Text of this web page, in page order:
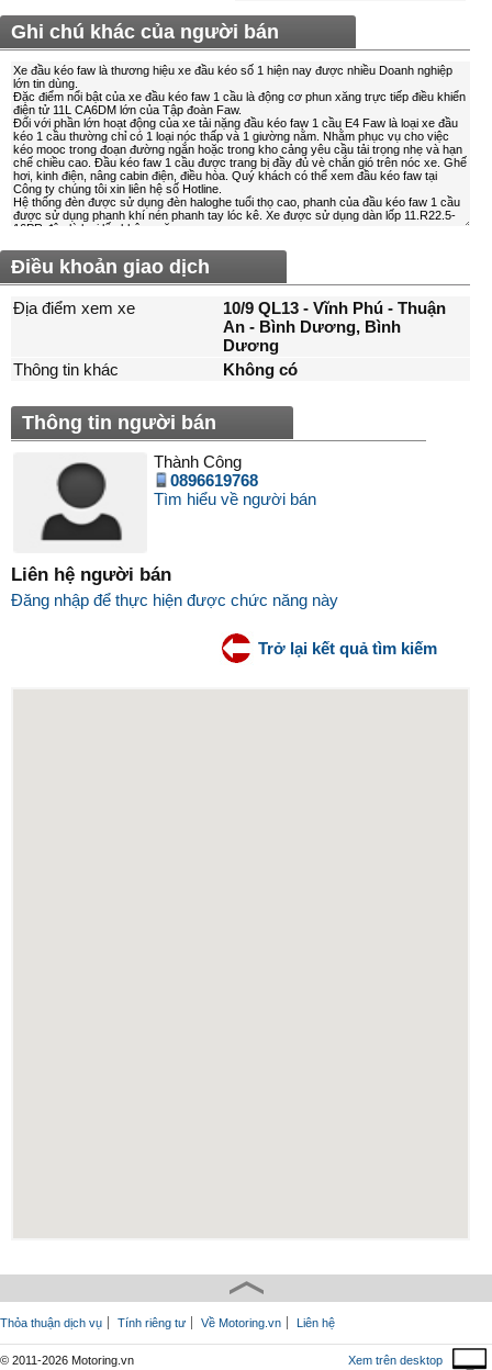
Ghi chú khác của người bán
Điều khoản giao dịch
Địa điểm xem xe
10/9 QL13 - Vĩnh Phú - Thuận
An - Bình Dương, Bình
Dương
Thông tin khác
Không có
Thông tin người bán
Thành Công
0896619768
Tìm hiểu về người bán
Liên hệ người bán
Đăng nhập để thực hiện được chức năng này
Trở lại kết quả tìm kiếm
Thỏa thuận dịch vụ Tính riêng tư Về Motoring.vn Liên hệ
© 2011-2026 Motoring.vn Xem trên desktop